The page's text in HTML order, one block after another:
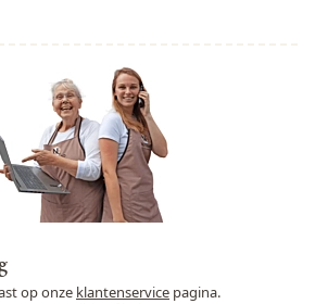
Frisse smaak met
verfrissende body,
aangename en lange
afdronk
Geen 18, geen alcohol
de zwangerschap
op onze klantenservice pagina.